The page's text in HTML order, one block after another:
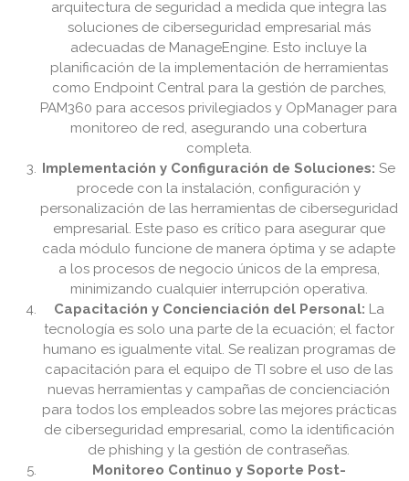
arquitectura de seguridad a medida que integra las
soluciones de ciberseguridad empresarial más
adecuadas de ManageEngine. Esto incluye la
planificación de la implementación de herramientas
como Endpoint Central para la gestión de parches,
PAM360 para accesos privilegiados y OpManager para
monitoreo de red, asegurando una cobertura
completa.
Implementación y Configuración de Soluciones: Se
procede con la instalación, configuración y
personalización de las herramientas de ciberseguridad
empresarial. Este paso es crítico para asegurar que
cada módulo funcione de manera óptima y se adapte
a los procesos de negocio únicos de la empresa,
minimizando cualquier interrupción operativa.
Capacitación y Concienciación del Personal: La
tecnología es solo una parte de la ecuación; el factor
humano es igualmente vital. Se realizan programas de
capacitación para el equipo de TI sobre el uso de las
nuevas herramientas y campañas de concienciación
para todos los empleados sobre las mejores prácticas
de ciberseguridad empresarial, como la identificación
de phishing y la gestión de contraseñas.
Monitoreo Continuo y Soporte Post-